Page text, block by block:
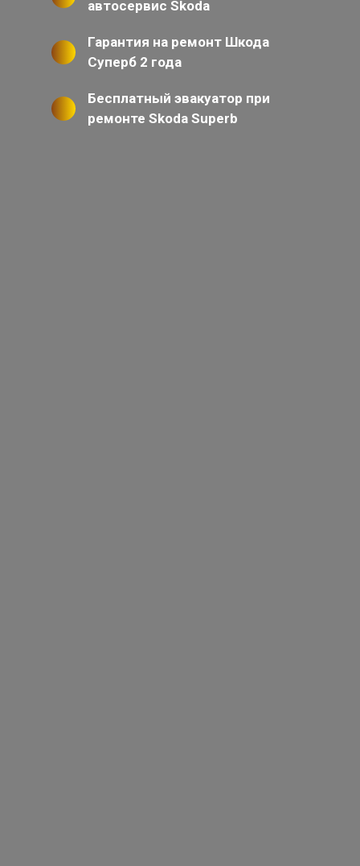
автосервис Skoda
Гарантия на ремонт Шкода
Суперб 2 года
Бесплатный эвакуатор при
ремонте Skoda Superb